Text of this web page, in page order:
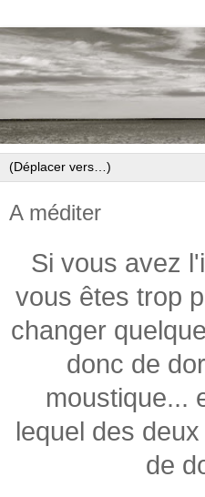
A méditer
Si vous avez
vous êtes trop
changer
donc de
moustique...
lequel des
de